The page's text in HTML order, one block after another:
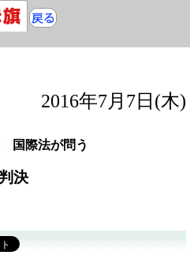
2016年7月7日(木)
国際法が問う
決